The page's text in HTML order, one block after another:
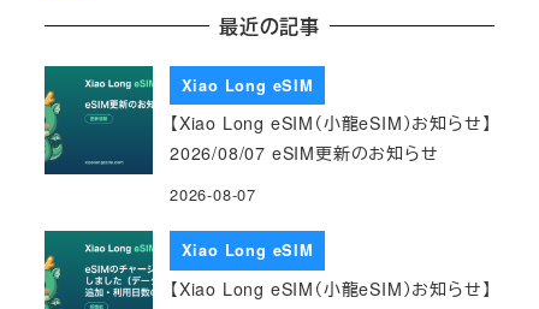
最近の記事
Xiao Long eSIM
【Xiao Long eSIM（小龍eSIM）お知らせ】
2026/08/07 eSIM更新のお知らせ
2026-08-07
Xiao Long eSIM
【Xiao Long eSIM（小龍eSIM）お知らせ】